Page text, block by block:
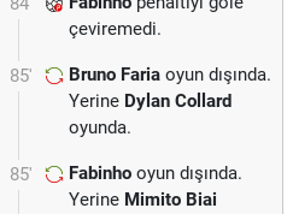
çeviremedi.
85' Bruno Faria oyun dışında.
Yerine Dylan Collard
oyunda.
85' Fabinho oyun dışında.
Yerine Mimito Biai